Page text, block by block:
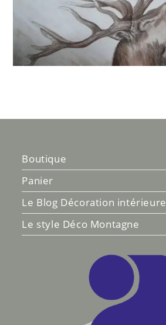
Boutique
Panier
Le Blog Décoration intérieure
Le style Déco Montagne